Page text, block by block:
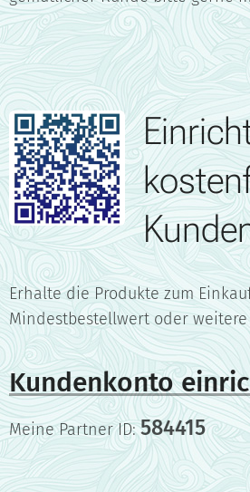
Erhalte die Produkte zum
Mindestbestellwert oder
Kundenkonto
Meine Partner ID:584415